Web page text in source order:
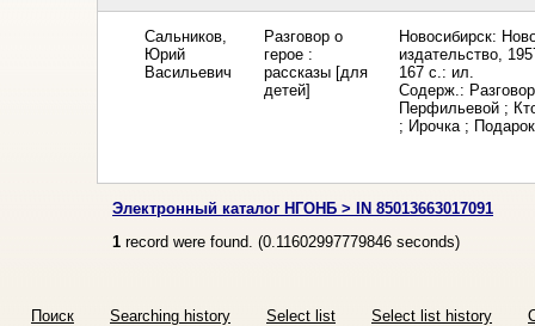
Сальников,
Юрий
Васильевич
Разговор о
герое :
рассказы [для
детей]
Новосибирск:
издательство,
167 с.: ил.
Содерж.:
Перфильевой ;
; Ирочка ;
Электронный каталог НГОНБ > IN 85013663017091
1 record were found. (0.11602997779846 seconds)
Поиск Searching history Select list Select list history